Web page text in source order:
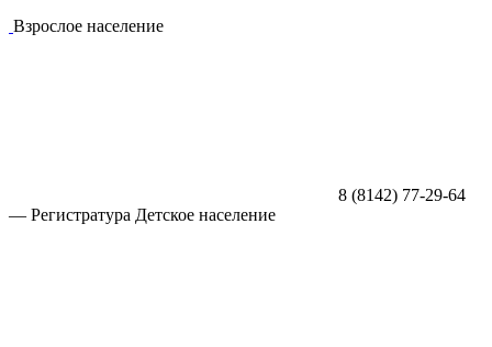
Взрослое население
8 (8142) 77-29-64
— Регистратура Детское население